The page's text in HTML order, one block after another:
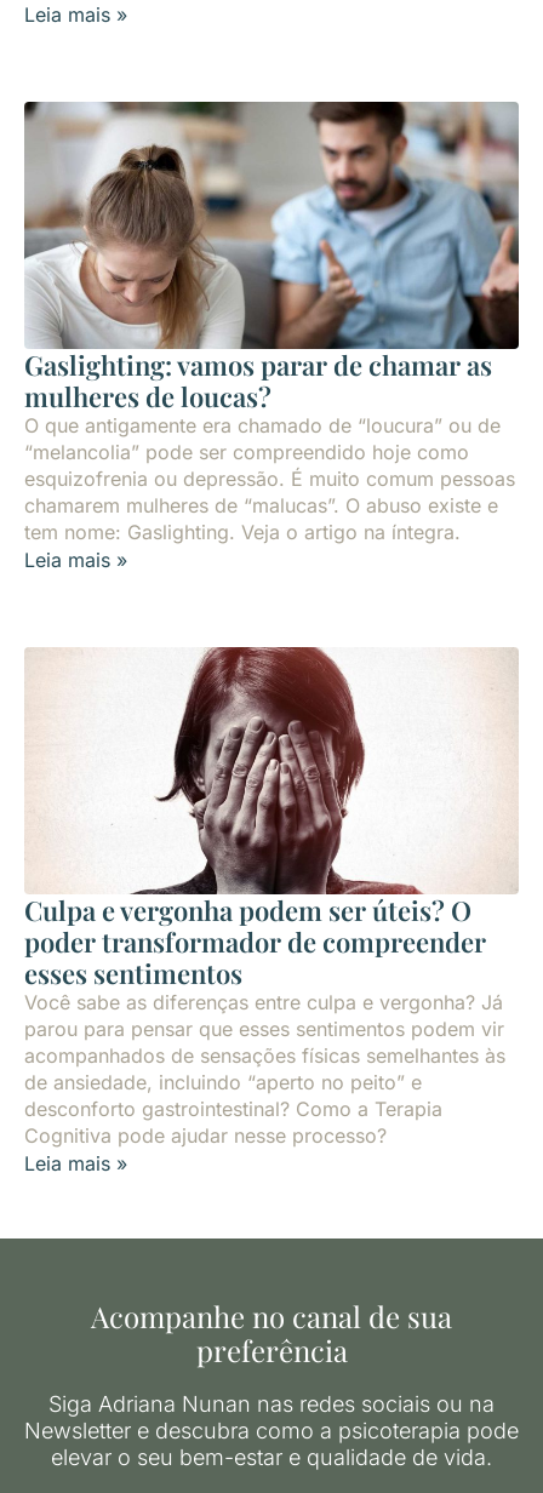
Leia mais »
Gaslighting: vamos parar de chamar as
mulheres de loucas?
O que antigamente era chamado de “loucura” ou de
“melancolia” pode ser compreendido hoje como
esquizofrenia ou depressão. É muito comum pessoas
chamarem mulheres de “malucas”. O abuso existe e
tem nome: Gaslighting. Veja o artigo na íntegra.
Leia mais »
Culpa e vergonha podem ser úteis? O
poder transformador de compreender
esses sentimentos
Você sabe as diferenças entre culpa e vergonha? Já
parou para pensar que esses sentimentos podem vir
acompanhados de sensações físicas semelhantes às
de ansiedade, incluindo “aperto no peito” e
desconforto gastrointestinal? Como a Terapia
Cognitiva pode ajudar nesse processo?
Leia mais »
Acompanhe no canal de sua
preferência
Siga Adriana Nunan nas redes sociais ou na
Newsletter e descubra como a psicoterapia pode
elevar o seu bem-estar e qualidade de vida.